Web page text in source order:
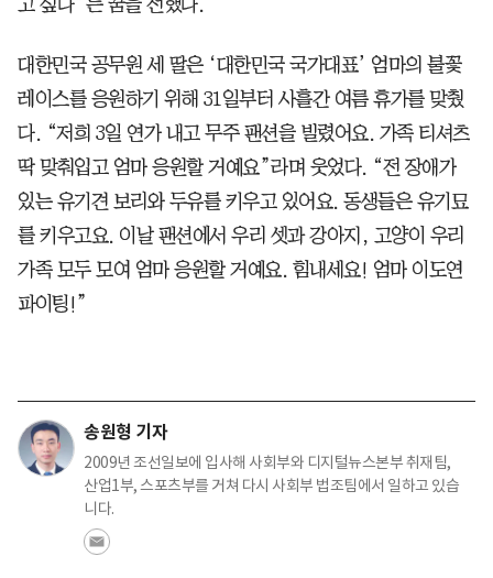
고 싶다”는 꿈을 전했다.
대한민국 공무원 세 딸은 ‘대한민국 국가대표’ 엄마의 불꽃
레이스를 응원하기 위해 31일부터 사흘간 여름 휴가를 맞췄
다. “저희 3일 연가 내고 무주 팬션을 빌렸어요. 가족 티셔츠
딱 맞춰입고 엄마 응원할 거예요”라며 웃었다. “전 장애가
있는 유기견 보리와 두유를 키우고 있어요. 동생들은 유기묘
를 키우고요. 이날 팬션에서 우리 셋과 강아지, 고양이 우리
가족 모두 모여 엄마 응원할 거예요. 힘내세요! 엄마 이도연
파이팅!”
송원형 기자
2009년 조선일보에 입사해 사회부와 디지털뉴스본부 취재팀,
산업1부, 스포츠부를 거쳐 다시 사회부 법조팀에서 일하고 있습
니다.